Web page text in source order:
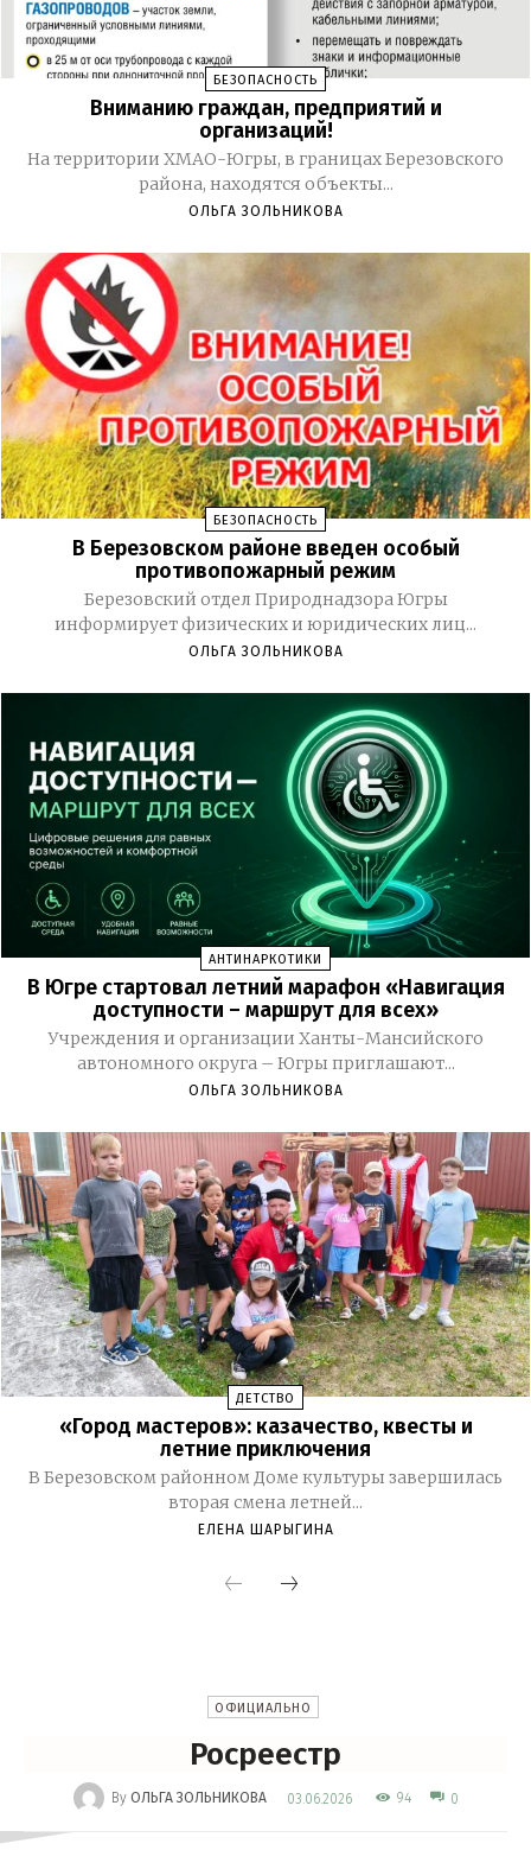
БЕЗОПАСНОСТЬ
Вниманию граждан, предприятий и
организаций!
На территории ХМАО-Югры, в границах Березовского
района, находятся объекты...
ОЛЬГА ЗОЛЬНИКОВА
БЕЗОПАСНОСТЬ
В Березовском районе введен особый
противопожарный режим
Березовский отдел Природнадзора Югры
информирует физических и юридических лиц...
ОЛЬГА ЗОЛЬНИКОВА
АНТИНАРКОТИКИ
В Югре стартовал летний марафон «Навигация
доступности – маршрут для всех»
Учреждения и организации Ханты-Мансийского
автономного округа – Югры приглашают...
ОЛЬГА ЗОЛЬНИКОВА
ДЕТСТВО
«Город мастеров»: казачество, квесты и
летние приключения
В Березовском районном Доме культуры завершилась
вторая смена летней...
ЕЛЕНА ШАРЫГИНА